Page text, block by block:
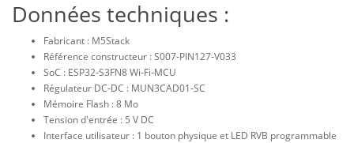
Données techniques :
Fabricant : M5Stack
Référence constructeur : S007‑PIN127‑V033
SoC : ESP32‑S3FN8 Wi‑Fi‑MCU
Régulateur DC‑DC : MUN3CAD01‑SC
Mémoire Flash : 8 Mo
Tension d'entrée : 5 V DC
Interface utilisateur : 1 bouton physique et LED RVB programmable